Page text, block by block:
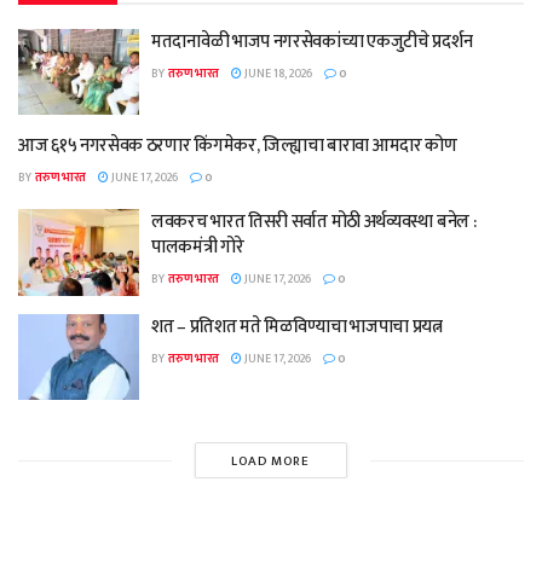
मतदानावेळी भाजप नगरसेवकांच्या एकजुटीचे प्रदर्शन
BYतरुण भारत JUNE 18, 2026 0
आज ६१५ नगरसेवक ठरणार किंगमेकर, जिल्ह्याचा बारावा आमदार कोण
BYतरुण भारत JUNE 17, 2026 0
लवकरच भारत तिसरी सर्वात मोठी अर्थव्यवस्था बनेल :
पालकमंत्री गोरे
BYतरुण भारत JUNE 17, 2026 0
शत – प्रतिशत मते मिळविण्याचा भाजपाचा प्रयत्न
BYतरुण भारत JUNE 17, 2026 0
LOAD MORE